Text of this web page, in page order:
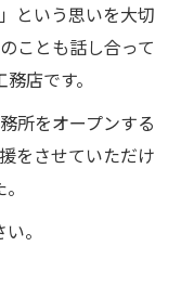
という思いを大切
ことも話し合って
店です。
所をオープンする
をさせていただけ
。